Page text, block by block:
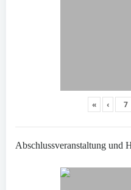
« ‹
Abschlussveranstaltung und